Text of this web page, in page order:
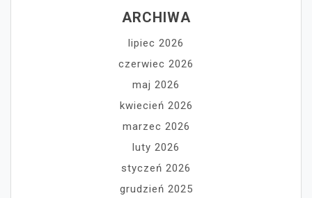
ARCHIWA
lipiec 2026
czerwiec 2026
maj 2026
kwiecień 2026
marzec 2026
luty 2026
styczeń 2026
grudzień 2025